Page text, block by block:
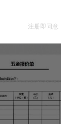
注册即同意